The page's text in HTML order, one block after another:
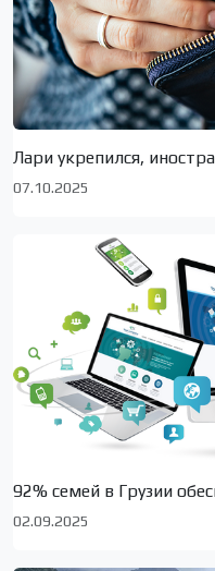
Лари укрепился,
07.10.2025
92% семей в Грузии
02.09.2025